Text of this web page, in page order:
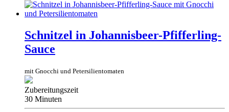
Schnitzel in Johannisbeer-Pfifferling-
Sauce
mit Gnocchi und Petersilientomaten
Zubereitungszeit
30 Minuten